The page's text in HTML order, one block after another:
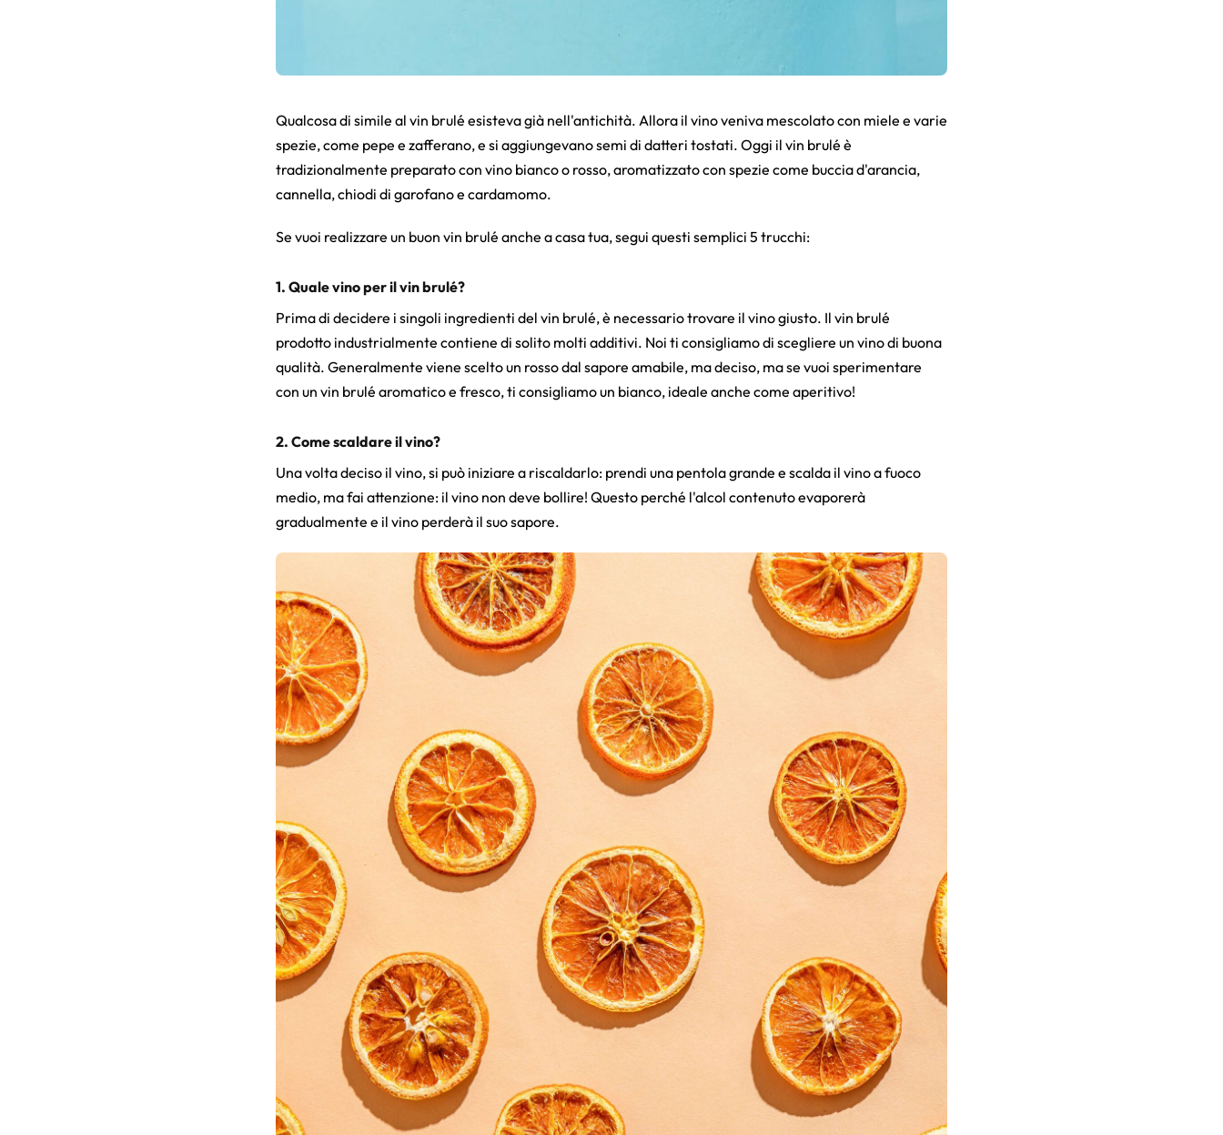
Qualcosa di simile al vin brulé esisteva già nell'antichità. Allora il vino veniva mescolato con miele e varie
spezie, come pepe e zafferano, e si aggiungevano semi di datteri tostati. Oggi il vin brulé è
tradizionalmente preparato con vino bianco o rosso, aromatizzato con spezie come buccia d'arancia,
cannella, chiodi di garofano e cardamomo.
Se vuoi realizzare un buon vin brulé anche a casa tua, segui questi semplici 5 trucchi:
1. Quale vino per il vin brulé?
Prima di decidere i singoli ingredienti del vin brulé, è necessario trovare il vino giusto. Il vin brulé
prodotto industrialmente contiene di solito molti additivi. Noi ti consigliamo di scegliere un vino di buona
qualità. Generalmente viene scelto un rosso dal sapore amabile, ma deciso, ma se vuoi sperimentare
con un vin brulé aromatico e fresco, ti consigliamo un bianco, ideale anche come aperitivo!
2. Come scaldare il vino?
Una volta deciso il vino, si può iniziare a riscaldarlo: prendi una pentola grande e scalda il vino a fuoco
medio, ma fai attenzione: il vino non deve bollire! Questo perché l'alcol contenuto evaporerà
gradualmente e il vino perderà il suo sapore.